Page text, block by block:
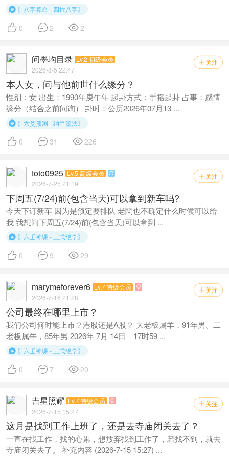
 〖八字算命 - 四柱八字〗
 0  2  2
 关注
问墨均目录 Lv.2 初级会员
2026-8-5 22:47
本人女，问与他前世什么缘分？
性别：女 出生：1990年庚午年 起卦方式：手摇起卦 占事：感情
缘分（结合之前问询） 卦时：公历2026年07月13 ...
 〖六爻预测 - 纳甲筮法〗
 0  31  226
 关注
toto0925 Lv.5 高级会员 
2026-7-25 21:19
下周五(7/24)前(包含当天)可以拿到新车吗?
今天下订新车 因为是预定要排队 老闆也不确定什么时候可以给
我 我想问下周五(7/24)前(包含当天)可以拿到 ...
 〖六壬神课 - 三式绝学〗
 0  9  29
 关注
marymeforever6 Lv.7 特级会员 
2026-7-16 21:28
公司最终在哪里上市？
我们公司何时能上市？港股还是A股？ 大老板属羊，91年男。二
老板属牛，85年男 2026年 7月 14日 17时59 ...
 〖六壬神课 - 三式绝学〗
 0  7  20
 关注
吉星照耀 Lv.7 特级会员 
2026-7-15 15:27
这月是找到工作上班了，还是去寺庙闭关去了？
一直在找工作，找的心累，想放弃找到工作了，若找不到，就去
寺庙闭关去了。 补充内容 (2026-7-15 15:27) ...